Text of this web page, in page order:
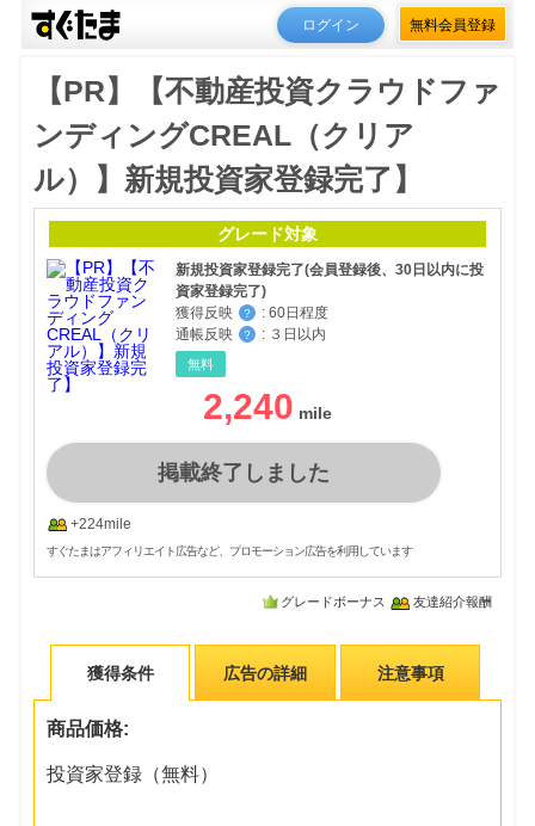
ログイン 無料会員登録
【PR】【不動産投資クラウドファ
ンディングCREAL（クリア
ル）】新規投資家登録完了】
グレード対象
新規投資家登録完了(会員登録後、30日以内に投
資家登録完了)
獲得反映
？ : 60日程度
通帳反映
？ : ３日以内
無料
2,240
掲載終了しました
+224mile
すぐたまはアフィリエイト広告など、プロモーション広告を利用しています
グレードボーナス 友達紹介報酬
獲得条件 広告の詳細 注意事項
商品価格:
投資家登録（無料）